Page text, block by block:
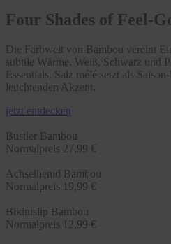
Four Shades of Feel-
Die Farbwelt von Bambou vereint
subtile Wärme. Weiß, Schwarz und
Essentials, Salz mélé setzt als
leuchtenden Akzent.
jetzt entdecken
Bustier Bambou
Normalpreis 27,99 €
Achselhemd Bambou
Normalpreis 19,99 €
Bikinislip Bambou
Normalpreis 12,99 €